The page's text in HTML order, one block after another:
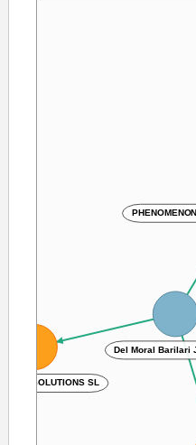
Del Moral Barilari
SOLUTIONS SL